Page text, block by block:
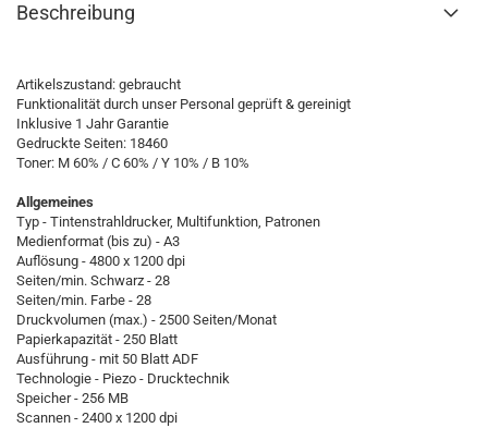
Beschreibung
Artikelszustand: gebraucht
Funktionalität durch unser Personal geprüft & gereinigt
Inklusive 1 Jahr Garantie
Gedruckte Seiten: 18460
Toner: M 60% / C 60% / Y 10% / B 10%
Allgemeines
Typ - Tintenstrahldrucker, Multifunktion, Patronen
Medienformat (bis zu) - A3
Auflösung - 4800 x 1200 dpi
Seiten/min. Schwarz - 28
Seiten/min. Farbe - 28
Druckvolumen (max.) - 2500 Seiten/Monat
Papierkapazität - 250 Blatt
Ausführung - mit 50 Blatt ADF
Technologie - Piezo - Drucktechnik
Speicher - 256 MB
Scannen - 2400 x 1200 dpi